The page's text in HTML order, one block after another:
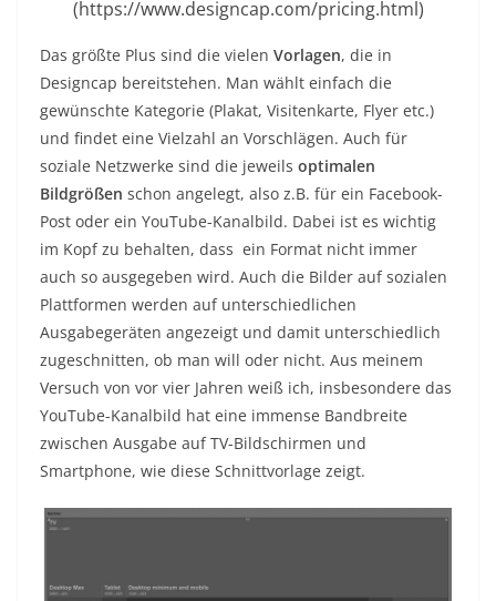
(https://www.designcap.com/pricing.html)
Das größte Plus sind die vielen Vorlagen, die in
Designcap bereitstehen. Man wählt einfach die
gewünschte Kategorie (Plakat, Visitenkarte, Flyer etc.)
und findet eine Vielzahl an Vorschlägen. Auch für
soziale Netzwerke sind die jeweils optimalen
Bildgrößen schon angelegt, also z.B. für ein Facebook-
Post oder ein YouTube-Kanalbild. Dabei ist es wichtig
im Kopf zu behalten, dass ein Format nicht immer
auch so ausgegeben wird. Auch die Bilder auf sozialen
Plattformen werden auf unterschiedlichen
Ausgabegeräten angezeigt und damit unterschiedlich
zugeschnitten, ob man will oder nicht. Aus meinem
Versuch von vor vier Jahren weiß ich, insbesondere das
YouTube-Kanalbild hat eine immense Bandbreite
zwischen Ausgabe auf TV-Bildschirmen und
Smartphone, wie diese Schnittvorlage zeigt.